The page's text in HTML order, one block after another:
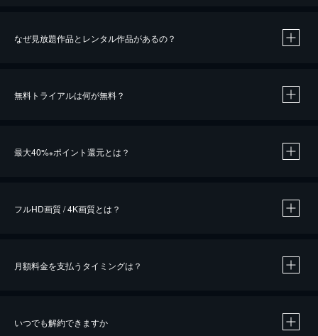
なぜ見放題作品とレンタル作品があるの？
無料トライアルは何が無料？
最大40%※ポイント還元とは？
※40％ポイント還元の対象は、クレジットカード決済による作品の購入 / レンタルです。
フルHD画質 / 4K画質とは？
月額料金を支払うタイミングは？
いつでも解約できますか